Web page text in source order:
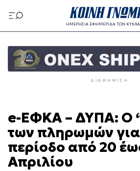
προς
το
περιεχόμενο
ΗΜΕΡΗΣΙΑ ΕΦΗΜΕΡΙΔΑ ΤΩΝ
προς
κυρίως
ΔΙΑΦΉΜΙΣΗ
e-ΕΦΚΑ – ΔΥΠΑ: Ο
των πληρωμών
περίοδο από 20
Απριλίου